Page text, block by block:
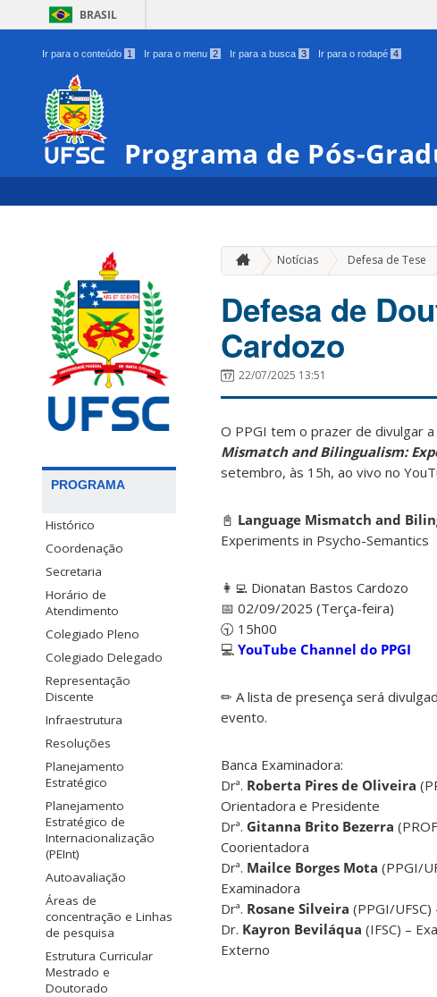
BRASIL
Ir para o conteúdo 1 Ir para o menu 2 Ir para a busca 3 Ir para o rodapé 4
Programa de Pós-
PROGRAMA
Histórico
Coordenação
Secretaria
Horário de
Atendimento
Colegiado Pleno
Colegiado Delegado
Representação
Discente
Infraestrutura
Resoluções
Planejamento
Estratégico
Planejamento
Estratégico de
Internacionalização
(PEInt)
Autoavaliação
Áreas de
concentração e Linhas
de pesquisa
Estrutura Curricular
Mestrado e
Doutorado
Notícias Defesa de Tese
Defesa de
Cardozo
22/07/2025 13:51
O PPGI tem o prazer de divulgar a
Mismatch and Bilingualism:
setembro, às 15h, ao vivo no
📓 Language Mismatch and
Experiments in Psycho-Semantics
👩‍💻 Dionatan Bastos Cardozo
📅 02/09/2025 (Terça-feira)
🕤 15h00
💻 YouTube Channel do PPGI
✏ A lista de presença será
evento.
Banca Examinadora:
Drª. Roberta Pires de Oliveira
Orientadora e Presidente
Drª. Gitanna Brito Bezerra
Coorientadora
Drª. Mailce Borges Mota (PPGI/
Examinadora
Drª. Rosane Silveira (PPGI/
Dr. Kayron Beviláqua (IFSC) –
Externo